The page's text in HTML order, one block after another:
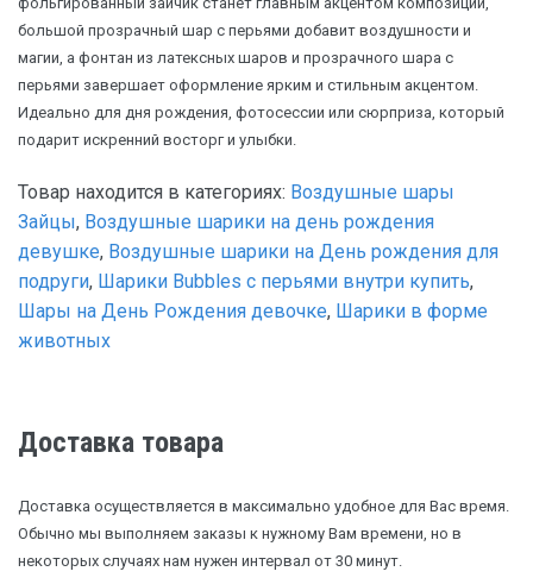
большой прозрачный шар с перьями добавит воздушности и
магии, а фонтан из латексных шаров и прозрачного шара с
перьями завершает оформление ярким и стильным акцентом.
Идеально для дня рождения, фотосессии или сюрприза, который
подарит искренний восторг и улыбки.
Товар находится в категориях: Воздушные шары
Зайцы, Воздушные шарики на день рождения
девушке, Воздушные шарики на День рождения для
подруги, Шарики Bubbles с перьями внутри купить,
Шары на День Рождения девочке, Шарики в форме
животных
Доставка товара
Доставка осуществляется в максимально удобное для Вас время.
Обычно мы выполняем заказы к нужному Вам времени, но в
некоторых случаях нам нужен интервал от 30 минут.